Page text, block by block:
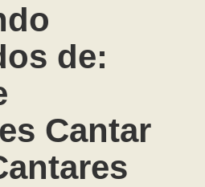
de:
Cantar